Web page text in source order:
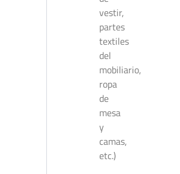
vestir,
partes
textiles
del
mobiliario,
ropa
de
mesa
y
camas,
etc.)